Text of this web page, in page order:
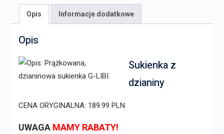
Opis Informacje dodatkowe
Opis
Sukienka z
dzianiny
CENA ORYGINALNA: 189.99 PLN
UWAGA MAMY RABATY!